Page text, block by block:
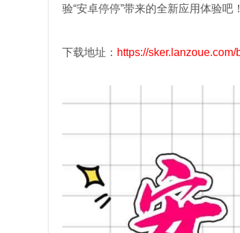
验“安卓停停”带来的全新应用体验吧！
下载地址： https://